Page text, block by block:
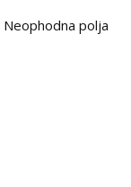
Neophodna polja